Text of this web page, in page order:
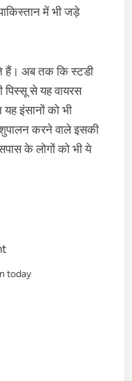
में भी जड़े
हैं। अब तक कि स्टडी
पिस्सू से यह वायरस
इंसानों को भी
करने वाले इसकी
के लोगों को भी ये
today